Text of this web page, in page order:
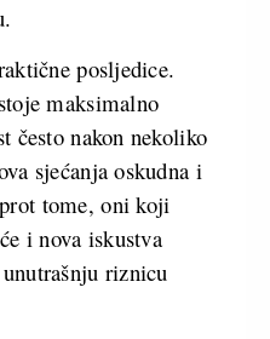
posljedice.
maksimalno
često nakon nekoliko
sjećanja oskudna i
tome, oni koji
i nova iskustva
riznicu